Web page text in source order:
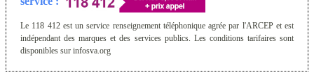
Le 118 412 est un service renseignement téléphonique agrée par l'ARCEP et est
indépendant des marques et des services publics. Les conditions tarifaires sont
disponibles sur infosva.org